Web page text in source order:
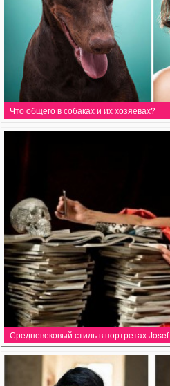
Что общего в собаках и их хозяевах?
Средневековый стиль в портретах